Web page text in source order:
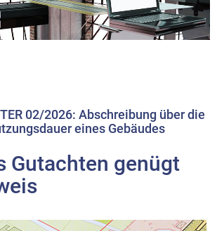
02/2026: Abschreibung über die
eines Gebäudes
Gutachten genügt